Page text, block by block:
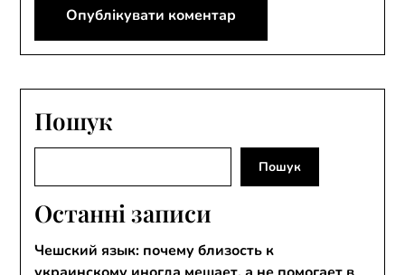
Пошук
Пошук
Останні записи
Чешский язык: почему близость к